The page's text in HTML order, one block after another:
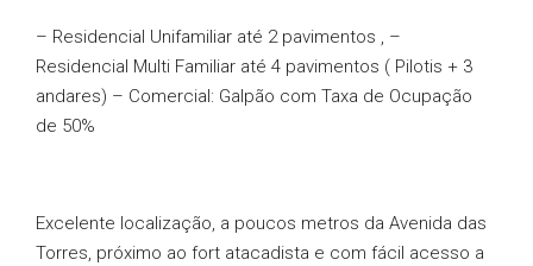
– Residencial Unifamiliar até 2 pavimentos , –
Residencial Multi Familiar até 4 pavimentos ( Pilotis + 3
andares) – Comercial: Galpão com Taxa de Ocupação
de 50%
Excelente localização, a poucos metros da Avenida das
Torres, próximo ao fort atacadista e com fácil acesso a